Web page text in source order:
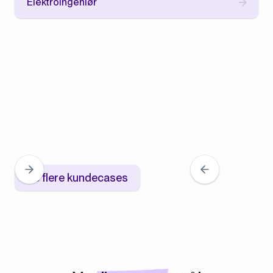
Se flere kundecases